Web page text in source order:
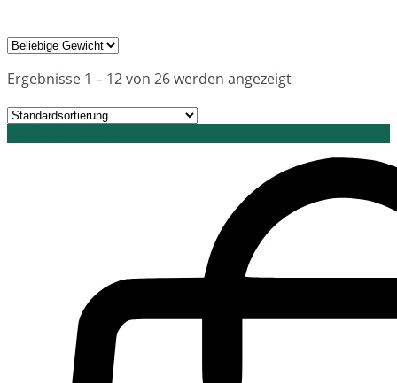
Ergebnisse 1 – 12 von 26 werden angezeigt